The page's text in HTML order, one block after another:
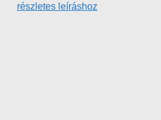
részletes leíráshoz